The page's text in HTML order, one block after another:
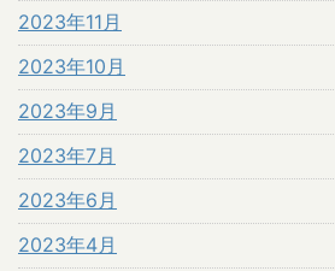
2023年11月
2023年10月
2023年9月
2023年7月
2023年6月
2023年4月